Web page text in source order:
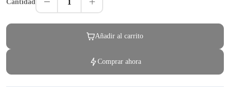
Cantidad
Añadir al carrito
Comprar ahora